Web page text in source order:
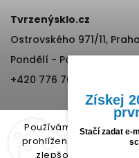
Používáme cookies,
prohlížení webu a díky
zlepšovali jeho
Tvrzenýsklo.cz
Ostrovského 971/11,
Pondělí - Pátek, 12:00-
+420 776 76 70 72
Získej
Stačí zadat e-